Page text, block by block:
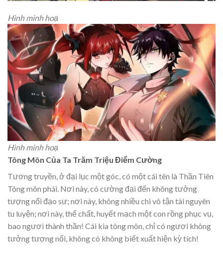
Hình minh hoạ
Hình minh hoạ
Tông Môn Của Ta Trăm Triệu Điểm Cường
Tương truyền, ở đại lục một góc, có một cái tên là Thần Tiên
Tông môn phái. Nơi này, có cường đại đến không tưởng
tượng nổi đạo sư; nơi này, không nhiều chi vô tận tài nguyên
tu luyện; nơi này, thể chất, huyết mạch một con rồng phục vụ,
bao ngươi thành thần! Cái kia tông môn, chỉ có ngươi không
tưởng tượng nổi, không có không biết xuất hiện kỳ tích!